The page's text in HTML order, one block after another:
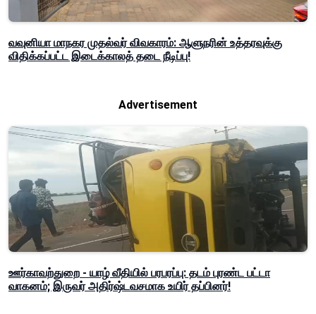
வவுனியா மாநகர முதல்வர் விவகாரம்: ஆளுநரின் உத்தரவுக்கு
விதிக்கப்பட்ட இடைக்காலத் தடை நீடிப்பு!
Advertisement
ஊர்காவற்துறை - யாழ் வீதியில் பரபரப்பு: தடம் புரண்ட பட்டா
வாகனம்; இருவர் அதிர்ஷ்டவசமாக உயிர் தப்பினர்!